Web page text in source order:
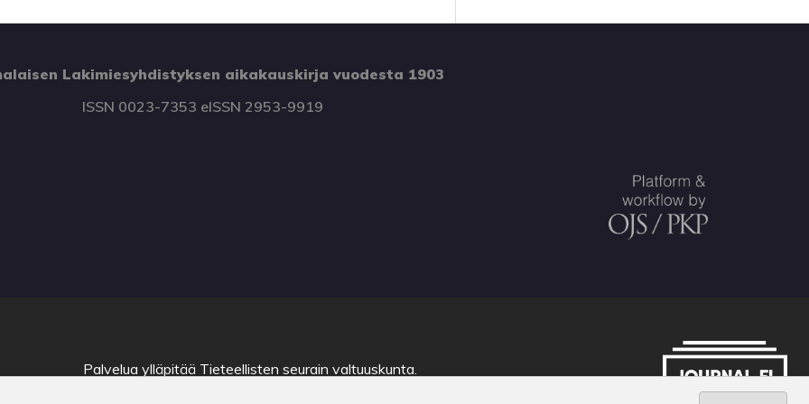
Lakimiesyhdistyksen aikakauskirja vuodesta 1903
ISSN 0023-7353 eISSN 2953-9919
Palvelua ylläpitää Tieteellisten seurain valtuuskunta.